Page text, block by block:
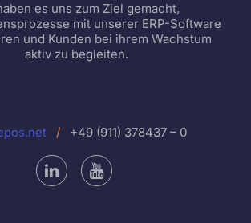
es uns zum Ziel gemacht,
mit unserer ERP-Software
und Kunden bei ihrem Wachstum
aktiv zu begleiten.
/ +49 (911) 378437 – 0